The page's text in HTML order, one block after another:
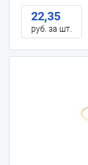
22,35
руб. за шт.